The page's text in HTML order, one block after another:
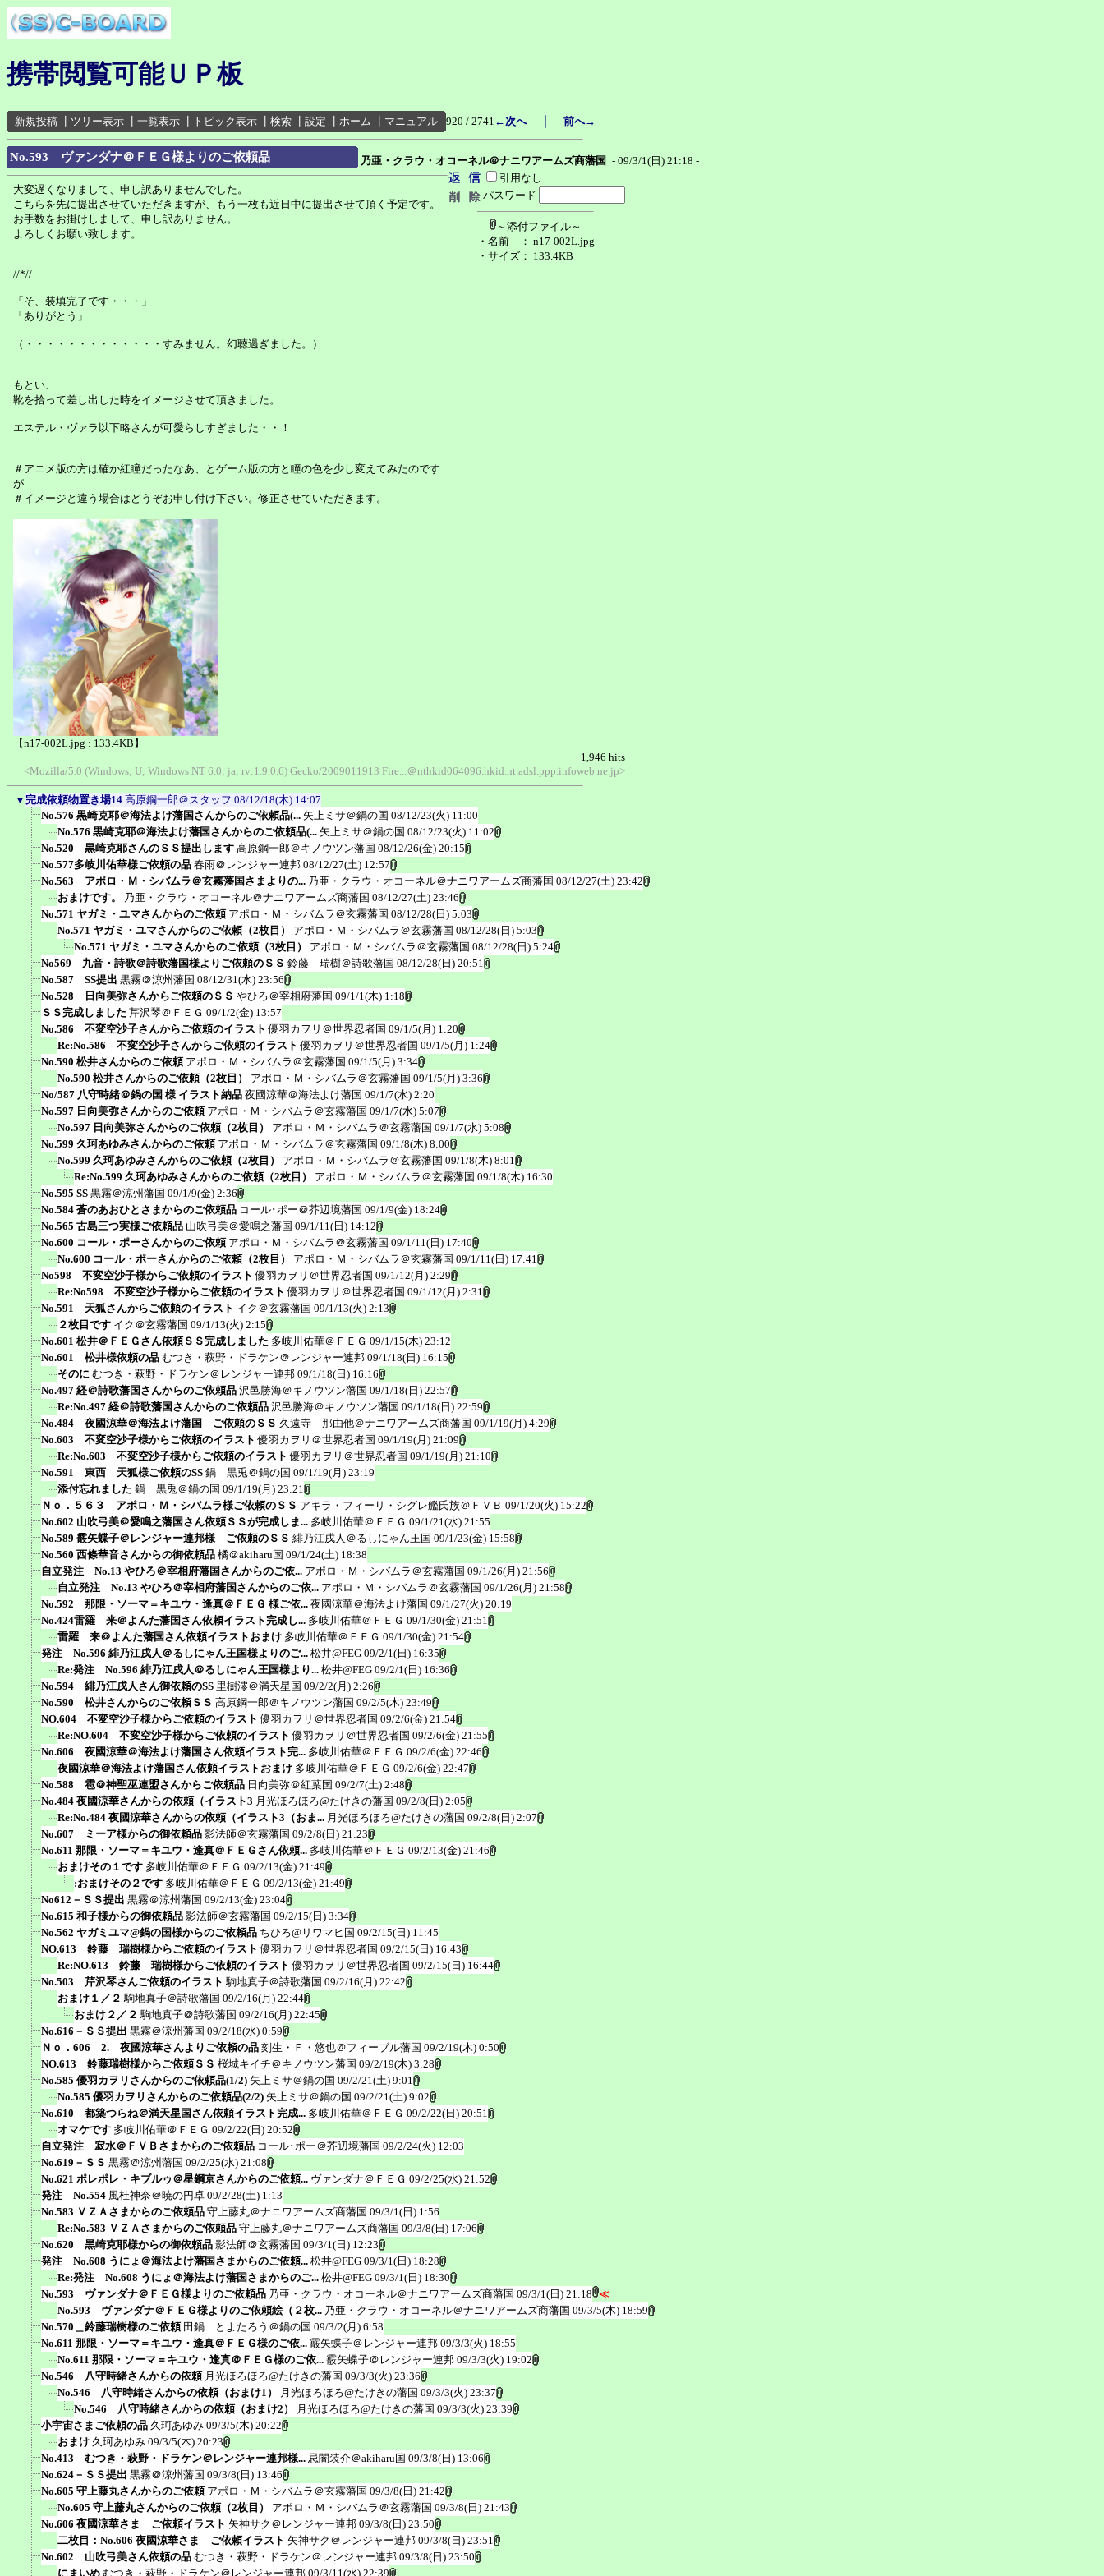
携帯閲覧可能ＵＰ板
新規投稿 ツリー表示 一覧表示 トピック表示 検索 設定 ホーム マニュアル 920 / 2741 ←次へ｜ 前へ→
No.593 ヴァンダナ＠ＦＥＧ様よりのご依頼品 乃亜・クラウ・オコーネル＠ナニワアームズ商藩国 - 09/3/1(日) 21:18 -
引用なし
パスワード
～添付ファイル～
・名前
： n17-002L.jpg
・サイズ： 133.4KB
大変遅くなりまして、申し訳ありませんでした。
こちらを先に提出させていただきますが、もう一枚も近日中に提出させて頂く予定です。
お手数をお掛けしまして、申し訳ありません。
よろしくお願い致します。
//*//
「そ、装填完了です・・・」
「ありがとう」
（・・・・・・・・・・・・・すみません。幻聴過ぎました。）
もとい、
靴を拾って差し出した時をイメージさせて頂きました。
エステル・ヴァラ以下略さんが可愛らしすぎました・・！
＃アニメ版の方は確か紅瞳だったなあ、とゲーム版の方と瞳の色を少し変えてみたのです
が
＃イメージと違う場合はどうぞお申し付け下さい。修正させていただきます。
【n17-002L.jpg : 133.4KB】
1,946 hits
<Mozilla/5.0 (Windows; U; Windows NT 6.0; ja; rv:1.9.0.6) Gecko/2009011913 Fire...＠nthkid064096.hkid.nt.adsl.ppp.infoweb.ne.jp>
▼ 完成依頼物置き場14 高原鋼一郎＠スタッフ 08/12/18(木) 14:07
No.576 黒崎克耶＠海法よけ藩国さんからのご依頼品(... 矢上ミサ＠鍋の国 08/12/23(火) 11:00
No.576 黒崎克耶＠海法よけ藩国さんからのご依頼品(... 矢上ミサ＠鍋の国 08/12/23(火) 11:02
No.520 黒崎克耶さんのＳＳ提出します 高原鋼一郎＠キノウツン藩国 08/12/26(金) 20:15
No.577多岐川佑華様ご依頼の品 春雨＠レンジャー連邦 08/12/27(土) 12:57
No.563 アポロ・Ｍ・シバムラ＠玄霧藩国さまよりの... 乃亜・クラウ・オコーネル＠ナニワアームズ商藩国 08/12/27(土) 23:42
おまけです。
乃亜・クラウ・オコーネル＠ナニワアームズ商藩国 08/12/27(土) 23:46
No.571 ヤガミ・ユマさんからのご依頼 アポロ・Ｍ・シバムラ＠玄霧藩国 08/12/28(日) 5:03
No.571 ヤガミ・ユマさんからのご依頼（2枚目）
アポロ・Ｍ・シバムラ＠玄霧藩国 08/12/28(日) 5:03
No.571 ヤガミ・ユマさんからのご依頼（3枚目）
アポロ・Ｍ・シバムラ＠玄霧藩国 08/12/28(日) 5:24
No569 九音・詩歌＠詩歌藩国様よりご依頼のＳＳ 鈴藤 瑞樹＠詩歌藩国 08/12/28(日) 20:51
No.587 SS提出 黒霧＠涼州藩国 08/12/31(水) 23:56
No.528 日向美弥さんからご依頼のＳＳ やひろ＠宰相府藩国 09/1/1(木) 1:18
ＳＳ完成しました 芹沢琴＠ＦＥＧ 09/1/2(金) 13:57
No.586 不変空沙子さんからご依頼のイラスト 優羽カヲリ＠世界忍者国 09/1/5(月) 1:20
Re:No.586 不変空沙子さんからご依頼のイラスト 優羽カヲリ＠世界忍者国 09/1/5(月) 1:24
No.590 松井さんからのご依頼 アポロ・Ｍ・シバムラ＠玄霧藩国 09/1/5(月) 3:34
No.590 松井さんからのご依頼（2枚目）
アポロ・Ｍ・シバムラ＠玄霧藩国 09/1/5(月) 3:36
No/587 八守時緒＠鍋の国 様 イラスト納品 夜國涼華＠海法よけ藩国 09/1/7(水) 2:20
No.597 日向美弥さんからのご依頼 アポロ・Ｍ・シバムラ＠玄霧藩国 09/1/7(水) 5:07
No.597 日向美弥さんからのご依頼（2枚目）
アポロ・Ｍ・シバムラ＠玄霧藩国 09/1/7(水) 5:08
No.599 久珂あゆみさんからのご依頼 アポロ・Ｍ・シバムラ＠玄霧藩国 09/1/8(木) 8:00
No.599 久珂あゆみさんからのご依頼（2枚目）
アポロ・Ｍ・シバムラ＠玄霧藩国 09/1/8(木) 8:01
Re:No.599 久珂あゆみさんからのご依頼（2枚目）
アポロ・Ｍ・シバムラ＠玄霧藩国 09/1/8(木) 16:30
No.595 SS 黒霧＠涼州藩国 09/1/9(金) 2:36
No.584 蒼のあおひとさまからのご依頼品 コール･ポー＠芥辺境藩国 09/1/9(金) 18:24
No.565 古島三つ実様ご依頼品 山吹弓美＠愛鳴之藩国 09/1/11(日) 14:12
No.600 コール・ポーさんからのご依頼 アポロ・Ｍ・シバムラ＠玄霧藩国 09/1/11(日) 17:40
No.600 コール・ポーさんからのご依頼（2枚目）
アポロ・Ｍ・シバムラ＠玄霧藩国 09/1/11(日) 17:41
No598 不変空沙子様からご依頼のイラスト 優羽カヲリ＠世界忍者国 09/1/12(月) 2:29
Re:No598 不変空沙子様からご依頼のイラスト 優羽カヲリ＠世界忍者国 09/1/12(月) 2:31
No.591 天狐さんからご依頼のイラスト イク＠玄霧藩国 09/1/13(火) 2:13
２枚目です イク＠玄霧藩国 09/1/13(火) 2:15
No.601 松井＠ＦＥＧさん依頼ＳＳ完成しました 多岐川佑華＠ＦＥＧ 09/1/15(木) 23:12
No.601 松井様依頼の品 むつき・萩野・ドラケン＠レンジャー連邦 09/1/18(日) 16:15
そのに むつき・萩野・ドラケン＠レンジャー連邦 09/1/18(日) 16:16
No.497 経＠詩歌藩国さんからのご依頼品 沢邑勝海＠キノウツン藩国 09/1/18(日) 22:57
Re:No.497 経＠詩歌藩国さんからのご依頼品 沢邑勝海＠キノウツン藩国 09/1/18(日) 22:59
No.484 夜國涼華＠海法よけ藩国 ご依頼のＳＳ 久遠寺 那由他＠ナニワアームズ商藩国 09/1/19(月) 4:29
No.603 不変空沙子様からご依頼のイラスト 優羽カヲリ＠世界忍者国 09/1/19(月) 21:09
Re:No.603 不変空沙子様からご依頼のイラスト 優羽カヲリ＠世界忍者国 09/1/19(月) 21:10
No.591 東西 天狐様ご依頼のSS 鍋 黒兎＠鍋の国 09/1/19(月) 23:19
添付忘れました 鍋 黒兎＠鍋の国 09/1/19(月) 23:21
Ｎｏ．５６３ アポロ・Ｍ・シバムラ様ご依頼のＳＳ アキラ・フィーリ・シグレ艦氏族＠ＦＶＢ 09/1/20(火) 15:22
No.602 山吹弓美＠愛鳴之藩国さん依頼ＳＳが完成しま... 多岐川佑華＠ＦＥＧ 09/1/21(水) 21:55
No.589 霰矢蝶子＠レンジャー連邦様 ご依頼のＳＳ 緋乃江戌人＠るしにゃん王国 09/1/23(金) 15:58
No.560 西條華音さんからの御依頼品 橘＠akiharu国 09/1/24(土) 18:38
自立発注 No.13 やひろ＠宰相府藩国さんからのご依... アポロ・Ｍ・シバムラ＠玄霧藩国 09/1/26(月) 21:56
自立発注 No.13 やひろ＠宰相府藩国さんからのご依... アポロ・Ｍ・シバムラ＠玄霧藩国 09/1/26(月) 21:58
No.592 那限・ソーマ＝キユウ・逢真＠ＦＥＧ 様ご依... 夜國涼華＠海法よけ藩国 09/1/27(火) 20:19
No.424雷羅 来＠よんた藩国さん依頼イラスト完成し... 多岐川佑華＠ＦＥＧ 09/1/30(金) 21:51
雷羅 来＠よんた藩国さん依頼イラストおまけ 多岐川佑華＠ＦＥＧ 09/1/30(金) 21:54
発注 No.596 緋乃江戌人＠るしにゃん王国様よりのご... 松井@FEG 09/2/1(日) 16:35
Re:発注 No.596 緋乃江戌人＠るしにゃん王国様より... 松井@FEG 09/2/1(日) 16:36
No.594 緋乃江戌人さん御依頼のSS 里樹澪＠満天星国 09/2/2(月) 2:26
No.590 松井さんからのご依頼ＳＳ 高原鋼一郎＠キノウツン藩国 09/2/5(木) 23:49
NO.604 不変空沙子様からご依頼のイラスト 優羽カヲリ＠世界忍者国 09/2/6(金) 21:54
Re:NO.604 不変空沙子様からご依頼のイラスト 優羽カヲリ＠世界忍者国 09/2/6(金) 21:55
No.606 夜國涼華＠海法よけ藩国さん依頼イラスト完... 多岐川佑華＠ＦＥＧ 09/2/6(金) 22:46
夜國涼華＠海法よけ藩国さん依頼イラストおまけ 多岐川佑華＠ＦＥＧ 09/2/6(金) 22:47
No.588 雹＠神聖巫連盟さんからご依頼品 日向美弥＠紅葉国 09/2/7(土) 2:48
No.484 夜國涼華さんからの依頼（イラスト3 月光ほろほろ@たけきの藩国 09/2/8(日) 2:05
Re:No.484 夜國涼華さんからの依頼（イラスト3（おま... 月光ほろほろ@たけきの藩国 09/2/8(日) 2:07
No.607 ミーア様からの御依頼品 影法師＠玄霧藩国 09/2/8(日) 21:23
No.611 那限・ソーマ＝キユウ・逢真＠ＦＥＧさん依頼... 多岐川佑華＠ＦＥＧ 09/2/13(金) 21:46
おまけその１です 多岐川佑華＠ＦＥＧ 09/2/13(金) 21:49
:おまけその２です 多岐川佑華＠ＦＥＧ 09/2/13(金) 21:49
No612－ＳＳ提出 黒霧＠涼州藩国 09/2/13(金) 23:04
No.615 和子様からの御依頼品 影法師＠玄霧藩国 09/2/15(日) 3:34
No.562 ヤガミユマ@鍋の国様からのご依頼品 ちひろ@リワマヒ国 09/2/15(日) 11:45
NO.613 鈴藤 瑞樹様からご依頼のイラスト 優羽カヲリ＠世界忍者国 09/2/15(日) 16:43
Re:NO.613 鈴藤 瑞樹様からご依頼のイラスト 優羽カヲリ＠世界忍者国 09/2/15(日) 16:44
No.503 芹沢琴さんご依頼のイラスト 駒地真子＠詩歌藩国 09/2/16(月) 22:42
おまけ１／２ 駒地真子＠詩歌藩国 09/2/16(月) 22:44
おまけ２／２ 駒地真子＠詩歌藩国 09/2/16(月) 22:45
No.616－ＳＳ提出 黒霧＠涼州藩国 09/2/18(水) 0:59
Ｎｏ．606 2. 夜國涼華さんよりご依頼の品 刻生・Ｆ・悠也＠フィーブル藩国 09/2/19(木) 0:50
NO.613 鈴藤瑞樹様からご依頼ＳＳ 桜城キイチ＠キノウツン藩国 09/2/19(木) 3:28
No.585 優羽カヲリさんからのご依頼品(1/2) 矢上ミサ＠鍋の国 09/2/21(土) 9:01
No.585 優羽カヲリさんからのご依頼品(2/2) 矢上ミサ＠鍋の国 09/2/21(土) 9:02
No.610 都築つらね＠満天星国さん依頼イラスト完成... 多岐川佑華＠ＦＥＧ 09/2/22(日) 20:51
オマケです 多岐川佑華＠ＦＥＧ 09/2/22(日) 20:52
自立発注 寂水＠ＦＶＢさまからのご依頼品 コール･ポー＠芥辺境藩国 09/2/24(火) 12:03
No.619－ＳＳ 黒霧＠涼州藩国 09/2/25(水) 21:08
No.621 ポレポレ・キブルゥ＠星鋼京さんからのご依頼... ヴァンダナ＠ＦＥＧ 09/2/25(水) 21:52
発注 No.554 風杜神奈＠暁の円卓 09/2/28(土) 1:13
No.583 ＶＺＡさまからのご依頼品 守上藤丸＠ナニワアームズ商藩国 09/3/1(日) 1:56
Re:No.583 ＶＺＡさまからのご依頼品 守上藤丸＠ナニワアームズ商藩国 09/3/8(日) 17:06
No.620 黒崎克耶様からの御依頼品 影法師＠玄霧藩国 09/3/1(日) 12:23
発注 No.608 うにょ＠海法よけ藩国さまからのご依頼... 松井@FEG 09/3/1(日) 18:28
Re:発注 No.608 うにょ＠海法よけ藩国さまからのご... 松井@FEG 09/3/1(日) 18:30
No.593 ヴァンダナ＠ＦＥＧ様よりのご依頼品 乃亜・クラウ・オコーネル＠ナニワアームズ商藩国 09/3/1(日) 21:18 ≪
No.593 ヴァンダナ＠ＦＥＧ様よりのご依頼絵（２枚... 乃亜・クラウ・オコーネル＠ナニワアームズ商藩国 09/3/5(木) 18:59
No.570＿鈴藤瑞樹様のご依頼 田鍋 とよたろう＠鍋の国 09/3/2(月) 6:58
No.611 那限・ソーマ＝キユウ・逢真＠ＦＥＧ様のご依... 霰矢蝶子＠レンジャー連邦 09/3/3(火) 18:55
No.611 那限・ソーマ＝キユウ・逢真＠ＦＥＧ様のご依... 霰矢蝶子＠レンジャー連邦 09/3/3(火) 19:02
No.546 八守時緒さんからの依頼 月光ほろほろ@たけきの藩国 09/3/3(火) 23:36
No.546 八守時緒さんからの依頼（おまけ1）
月光ほろほろ@たけきの藩国 09/3/3(火) 23:37
No.546 八守時緒さんからの依頼（おまけ2）
月光ほろほろ@たけきの藩国 09/3/3(火) 23:39
小宇宙さまご依頼の品 久珂あゆみ 09/3/5(木) 20:22
おまけ 久珂あゆみ 09/3/5(木) 20:23
No.413 むつき・萩野・ドラケン＠レンジャー連邦様... 忌闇装介＠akiharu国 09/3/8(日) 13:06
No.624－ＳＳ提出 黒霧＠涼州藩国 09/3/8(日) 13:46
No.605 守上藤丸さんからのご依頼 アポロ・Ｍ・シバムラ＠玄霧藩国 09/3/8(日) 21:42
No.605 守上藤丸さんからのご依頼（2枚目）
アポロ・Ｍ・シバムラ＠玄霧藩国 09/3/8(日) 21:43
No.606 夜國涼華さま ご依頼イラスト 矢神サク＠レンジャー連邦 09/3/8(日) 23:50
二枚目：No.606 夜國涼華さま ご依頼イラスト 矢神サク＠レンジャー連邦 09/3/8(日) 23:51
No.602 山吹弓美さん依頼の品 むつき・萩野・ドラケン＠レンジャー連邦 09/3/8(日) 23:50
にまいめ むつき・萩野・ドラケン＠レンジャー連邦 09/3/11(水) 22:39